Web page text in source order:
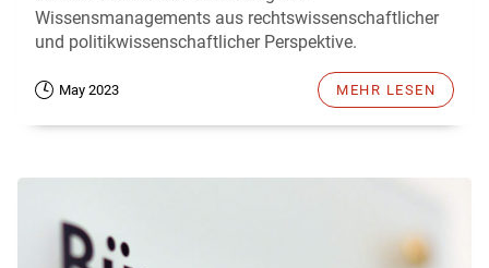
Wissensmanagements aus rechtswissenschaftlicher
und politikwissenschaftlicher Perspektive.
May 2023 MEHR LESEN